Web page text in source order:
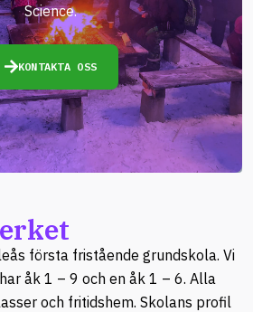
Science.
KONTAKTA OSS
första fristående grundskola. Vi
åk 1 – 9 och en åk 1 – 6. Alla
och fritidshem. Skolans profil